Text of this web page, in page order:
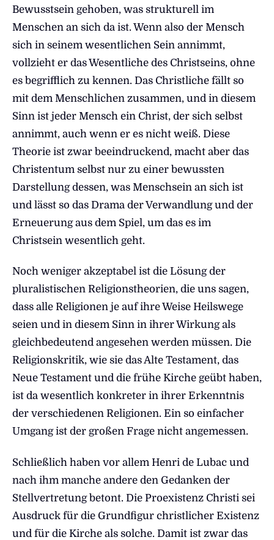
Bewusstsein gehoben, was strukturell im
Menschen an sich da ist. Wenn also der Mensch
sich in seinem wesentlichen Sein annimmt,
vollzieht er das Wesentliche des Christseins, ohne
es begrifflich zu kennen. Das Christliche fällt so
mit dem Menschlichen zusammen, und in diesem
Sinn ist jeder Mensch ein Christ, der sich selbst
annimmt, auch wenn er es nicht weiß. Diese
Theorie ist zwar beeindruckend, macht aber das
Christentum selbst nur zu einer bewussten
Darstellung dessen, was Menschsein an sich ist
und lässt so das Drama der Verwandlung und der
Erneuerung aus dem Spiel, um das es im
Christsein wesentlich geht.
Noch weniger akzeptabel ist die Lösung der
pluralistischen Religionstheorien, die uns sagen,
dass alle Religionen je auf ihre Weise Heilswege
seien und in diesem Sinn in ihrer Wirkung als
gleichbedeutend angesehen werden müssen. Die
Religionskritik, wie sie das Alte Testament, das
Neue Testament und die frühe Kirche geübt haben,
ist da wesentlich konkreter in ihrer Erkenntnis
der verschiedenen Religionen. Ein so einfacher
Umgang ist der großen Frage nicht angemessen.
Schließlich haben vor allem Henri de Lubac und
nach ihm manche andere den Gedanken der
Stellvertretung betont. Die Proexistenz Christi sei
Ausdruck für die Grundfigur christlicher Existenz
und für die Kirche als solche. Damit ist zwar das